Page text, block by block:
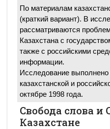
По материалам
(краткий вариант). В
рассматриваются
Казахстана с
также с российскими
информации.
Исследование выполнено
казахстанской и
октябре 1998 года.
Свобода слова и
Казахстане